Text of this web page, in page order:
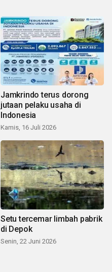
Jamkrindo terus dorong
jutaan pelaku usaha di
Indonesia
Kamis, 16 Juli 2026
Setu tercemar limbah pabrik
di Depok
Senin, 22 Juni 2026